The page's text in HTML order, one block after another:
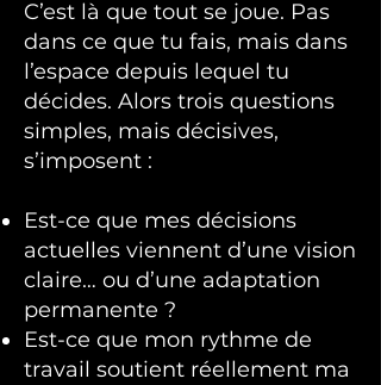
C’est là que tout se joue. Pas
dans ce que tu fais, mais dans
l’espace depuis lequel tu
décides. Alors trois questions
simples, mais décisives,
s’imposent :
Est-ce que mes décisions
actuelles viennent d’une vision
claire… ou d’une adaptation
permanente ?
Est-ce que mon rythme de
travail soutient réellement ma